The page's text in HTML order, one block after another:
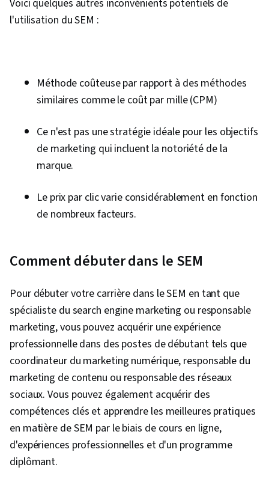
Voici quelques autres inconvénients potentiels de
l'utilisation du SEM :
Méthode coûteuse par rapport à des méthodes
similaires comme le coût par mille (CPM)
Ce n'est pas une stratégie idéale pour les objectifs
de marketing qui incluent la notoriété de la
marque.
Le prix par clic varie considérablement en fonction
de nombreux facteurs.
Comment débuter dans le SEM
Pour débuter votre carrière dans le SEM en tant que
spécialiste du search engine marketing ou responsable
marketing, vous pouvez acquérir une expérience
professionnelle dans des postes de débutant tels que
coordinateur du marketing numérique, responsable du
marketing de contenu ou responsable des réseaux
sociaux. Vous pouvez également acquérir des
compétences clés et apprendre les meilleures pratiques
en matière de SEM par le biais de cours en ligne,
d'expériences professionnelles et d'un programme
diplômant.